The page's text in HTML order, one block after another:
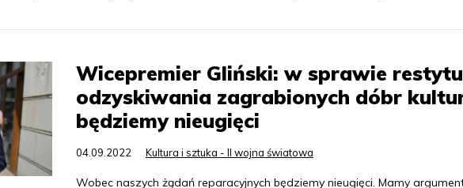
Wicepremier Gliński: w sprawie
odzyskiwania zagrabionych dóbr
będziemy nieugięci
04.09.2022 Kultura i sztuka - II wojna światowa
Wobec naszych żądań reparacyjnych będziemy nieugięci. Mamy